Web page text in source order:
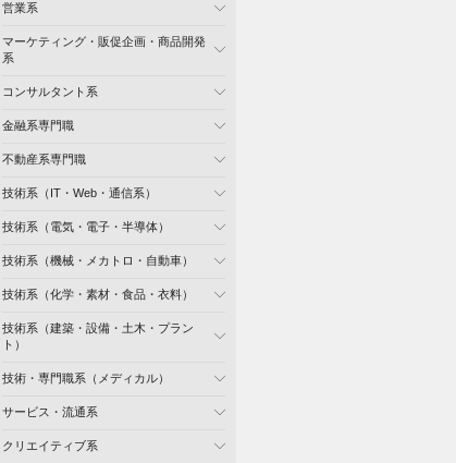
営業系
マーケティング・販促企画・商品開発
系
コンサルタント系
金融系専門職
不動産系専門職
技術系（IT・Web・通信系）
技術系（電気・電子・半導体）
技術系（機械・メカトロ・自動車）
技術系（化学・素材・食品・衣料）
技術系（建築・設備・土木・プラン
ト）
技術・専門職系（メディカル）
サービス・流通系
クリエイティブ系